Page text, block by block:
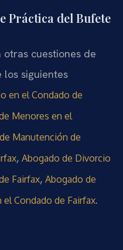
Práctica del Bufete
cuestiones de
siguientes
en el Condado de
Menores en el
Manutención de
, Abogado de Divorcio
Fairfax, Abogado de
Condado de Fairfax.